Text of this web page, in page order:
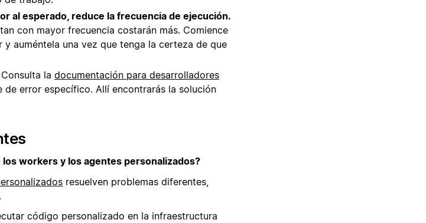
al esperado, reduce la frecuencia de ejecución.
con mayor frecuencia costarán más. Comience
y auméntela una vez que tenga la certeza de que
Consulta la documentación para desarrolladores
de error específico. Allí encontrarás la solución
workers y los agentes personalizados?
resuelven problemas diferentes,
código personalizado en la infraestructura